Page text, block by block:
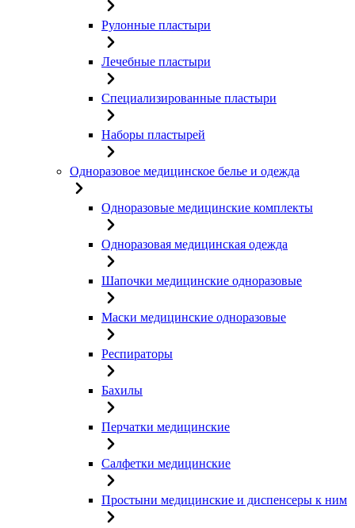
Рулонные пластыри
Лечебные пластыри
Специализированные пластыри
Наборы пластырей
Одноразовое медицинское белье и одежда
Одноразовые медицинские комплекты
Одноразовая медицинская одежда
Шапочки медицинские одноразовые
Маски медицинские одноразовые
Респираторы
Бахилы
Перчатки медицинские
Салфетки медицинские
Простыни медицинские и диспенсеры к ним